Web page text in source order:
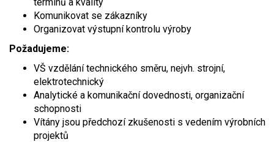
Komunikovat se zákazníky
Organizovat výstupní kontrolu výroby
Požadujeme:
VŠ vzdělání technického směru, nejvh. strojní,
elektrotechnický
Analytické a komunikační dovednosti, organizační
schopnosti
Vítány jsou předchozí zkušenosti s vedením výrobních
projektů